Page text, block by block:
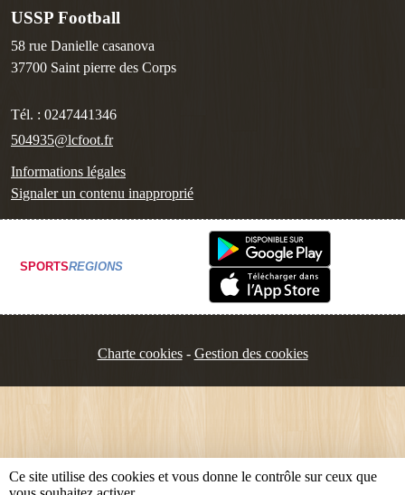
USSP Football
58 rue Danielle casanova
37700 Saint pierre des Corps
Tél. : 0247441346
504935@lcfoot.fr
Informations légales
Signaler un contenu inapproprié
SPORTSREGIONS
Charte cookies Gestion des cookies
Ce site utilise des cookies et vous donne le contrôle sur ceux que